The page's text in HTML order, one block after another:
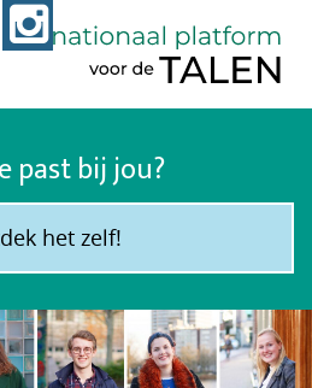
past bij jou?
het zelf!